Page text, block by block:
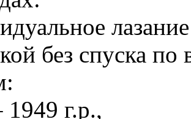
без спуска
г.р.,